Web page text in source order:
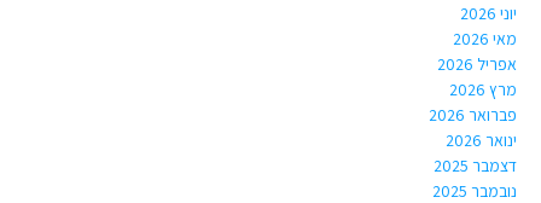
יוני 2026
מאי 2026
אפריל 2026
מרץ 2026
פברואר 2026
ינואר 2026
דצמבר 2025
נובמבר 2025